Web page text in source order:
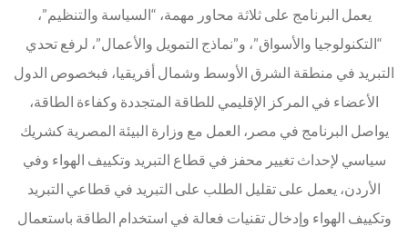
يعمل البرنامج على ثلاثة محاور مهمة، “السياسة والتنظيم”،
“التكنولوجيا والأسواق”، و”نماذج التمويل والأعمال”، لرفع تحدي
التبريد في منطقة الشرق الأوسط وشمال أفريقيا، فبخصوص الدول
الأعضاء في المركز الإقليمي للطاقة المتجددة وكفاءة الطاقة،
يواصل البرنامج في مصر، العمل مع وزارة البيئة المصرية كشريك
سياسي لإحداث تغيير محفز في قطاع التبريد وتكييف الهواء وفي
الأردن، يعمل على تقليل الطلب على التبريد في قطاعي التبريد
وتكييف الهواء وإدخال تقنيات فعالة في استخدام الطاقة باستعمال